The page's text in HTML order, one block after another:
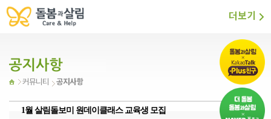
더보기
커뮤니티 공지사항
1월 살림돌보미 원데이클래스 교육생 모집